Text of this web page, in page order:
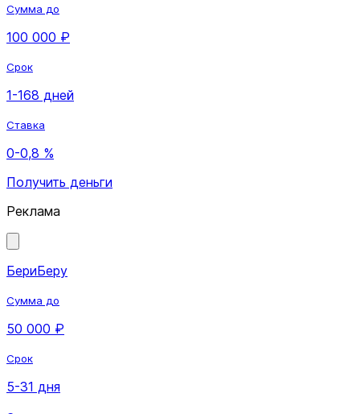
Сумма до
100 000 ₽
Срок
1-168 дней
Ставка
0-0,8 %
Получить деньги
Реклама
БериБеру
Сумма до
50 000 ₽
Срок
5-31 дня